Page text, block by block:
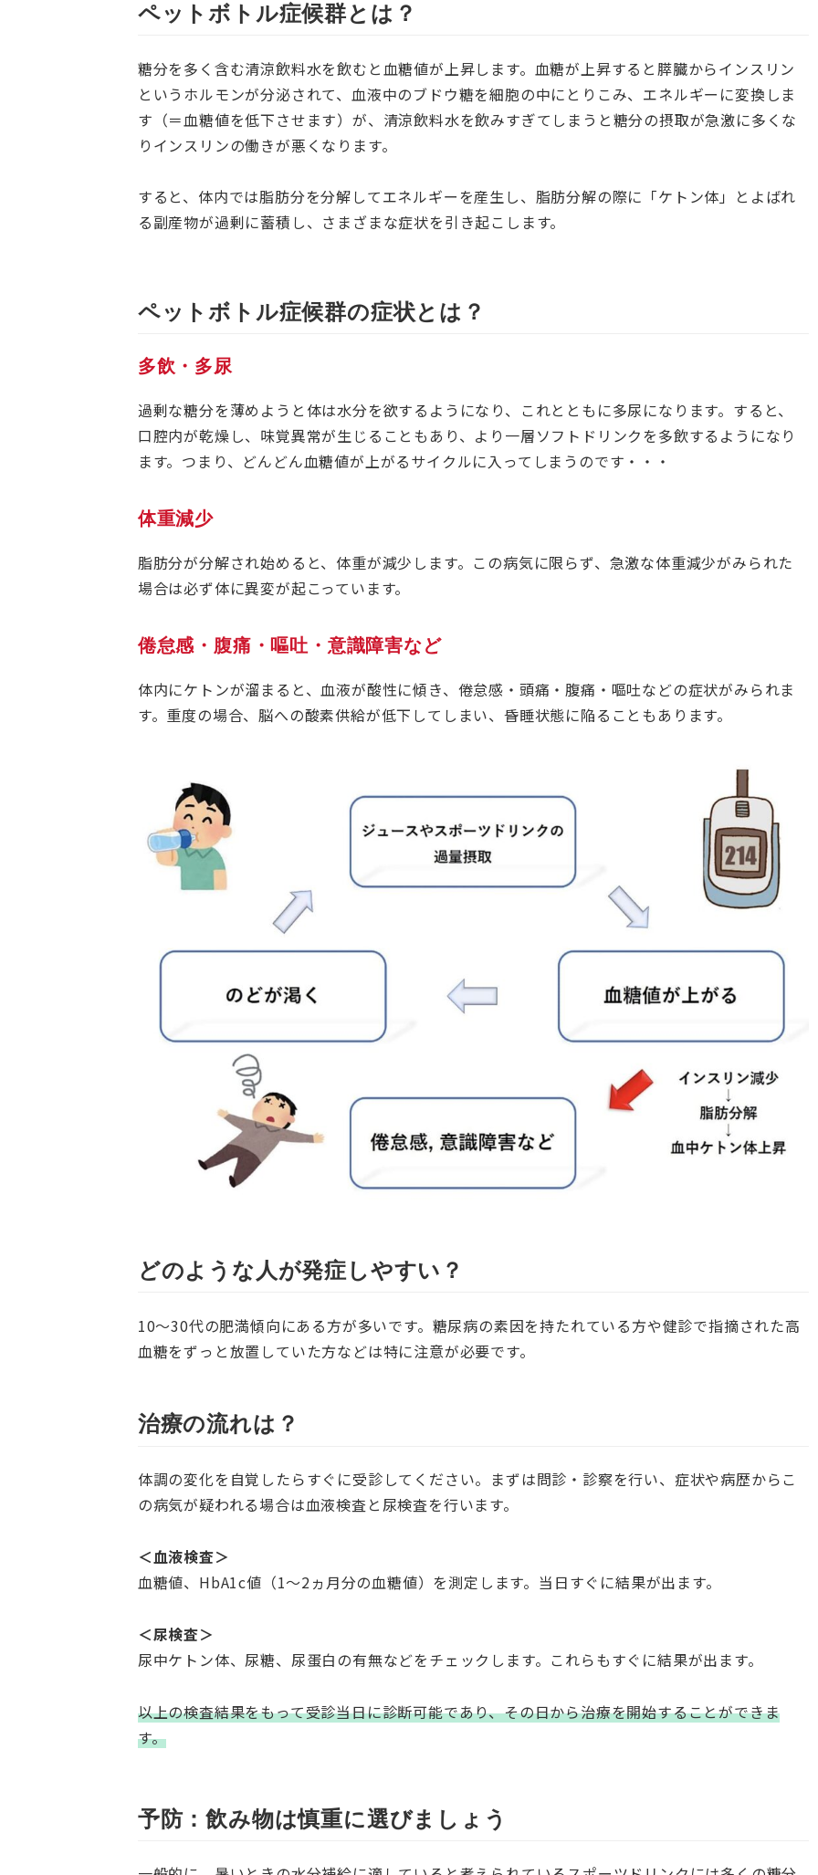
ペットボトル症候群とは？
糖分を多く含む清涼飲料水を飲むと血糖値が上昇します。血糖が上昇すると膵臓からインスリン
というホルモンが分泌されて、血液中のブドウ糖を細胞の中にとりこみ、エネルギーに変換しま
す（＝血糖値を低下させます）が、清涼飲料水を飲みすぎてしまうと糖分の摂取が急激に多くな
りインスリンの働きが悪くなります。
すると、体内では脂肪分を分解してエネルギーを産生し、脂肪分解の際に「ケトン体」とよばれ
る副産物が過剰に蓄積し、さまざまな症状を引き起こします。
ペットボトル症候群の症状とは？
多飲・多尿
過剰な糖分を薄めようと体は水分を欲するようになり、これとともに多尿になります。すると、
口腔内が乾燥し、味覚異常が生じることもあり、より一層ソフトドリンクを多飲するようになり
ます。つまり、どんどん血糖値が上がるサイクルに入ってしまうのです・・・
体重減少
脂肪分が分解され始めると、体重が減少します。この病気に限らず、急激な体重減少がみられた
場合は必ず体に異変が起こっています。
倦怠感・腹痛・嘔吐・意識障害など
体内にケトンが溜まると、血液が酸性に傾き、倦怠感・頭痛・腹痛・嘔吐などの症状がみられま
す。重度の場合、脳への酸素供給が低下してしまい、昏睡状態に陥ることもあります。
どのような人が発症しやすい？
10～30代の肥満傾向にある方が多いです。糖尿病の素因を持たれている方や健診で指摘された高
血糖をずっと放置していた方などは特に注意が必要です。
治療の流れは？
体調の変化を自覚したらすぐに受診してください。まずは問診・診察を行い、症状や病歴からこ
の病気が疑われる場合は血液検査と尿検査を行います。
＜血液検査＞
血糖値、HbA1c値（1～2ヵ月分の血糖値）を測定します。当日すぐに結果が出ます。
＜尿検査＞
尿中ケトン体、尿糖、尿蛋白の有無などをチェックします。これらもすぐに結果が出ます。
以上の検査結果をもって受診当日に診断可能であり、その日から治療を開始することができま
す。
予防：飲み物は慎重に選びましょう